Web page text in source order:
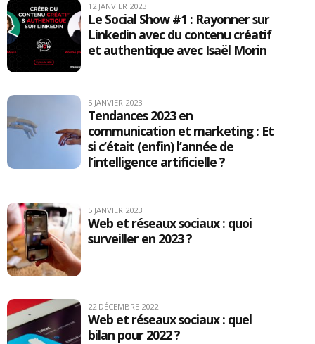
12 JANVIER 2023
Le Social Show #1 : Rayonner sur
Linkedin avec du contenu créatif
et authentique avec Isaël Morin
5 JANVIER 2023
Tendances 2023 en
communication et marketing : Et
si c’était (enfin) l’année de
l’intelligence artificielle ?
5 JANVIER 2023
Web et réseaux sociaux : quoi
surveiller en 2023 ?
22 DÉCEMBRE 2022
Web et réseaux sociaux : quel
bilan pour 2022 ?